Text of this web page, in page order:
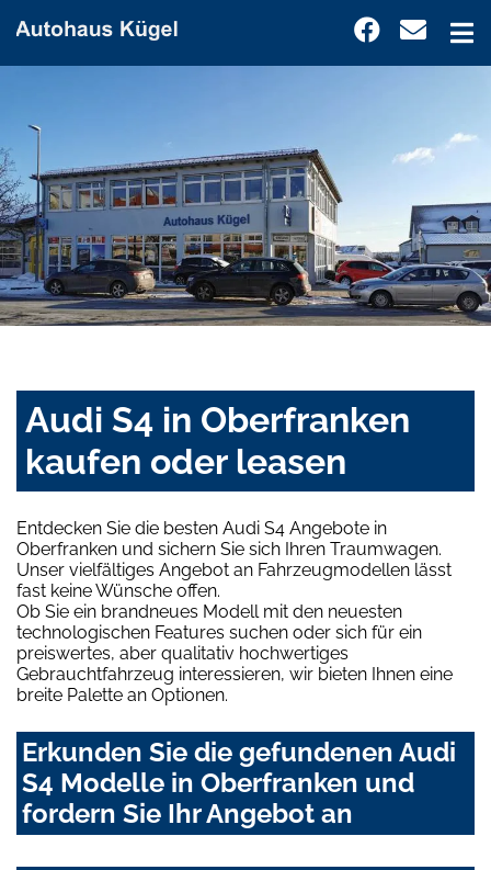
Audi S4 in Oberfranken
kaufen oder leasen
Entdecken Sie die besten Audi S4 Angebote in
Oberfranken und sichern Sie sich Ihren Traumwagen.
Unser vielfältiges Angebot an Fahrzeugmodellen lässt
fast keine Wünsche offen.
Ob Sie ein brandneues Modell mit den neuesten
technologischen Features suchen oder sich für ein
preiswertes, aber qualitativ hochwertiges
Gebrauchtfahrzeug interessieren, wir bieten Ihnen eine
breite Palette an Optionen.
Erkunden Sie die gefundenen Audi
S4 Modelle in Oberfranken und
fordern Sie Ihr Angebot an